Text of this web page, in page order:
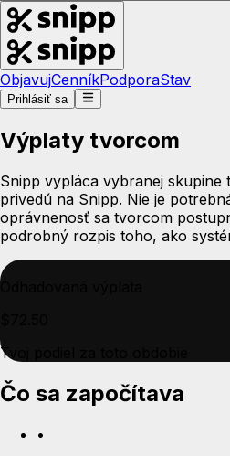
ObjavujCenníkPodporaStav
Prihlásiť sa
Výplaty tvorcom
Snipp vypláca vybranej
privedú na Snipp. Nie je
oprávnenosť sa tvorcom
podrobný rozpis toho, ako
Odhadovaná výplata
Tvoj podiel za toto obdobie
Čo sa započítava
•